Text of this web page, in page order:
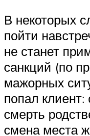
В некоторых
пойти
не станет
санкций (по
мажорных
попал
смерть
смена места